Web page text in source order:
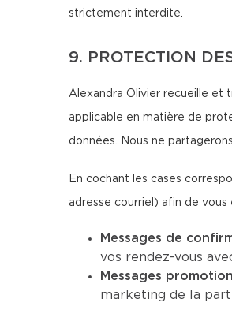
strictement interdite.
9. PROTECTION
Alexandra Olivier recueille et
applicable en matière de
données. Nous ne
En cochant les cases
adresse courriel) afin de
Messages de
vos rendez-vous
Messages
marketing de la